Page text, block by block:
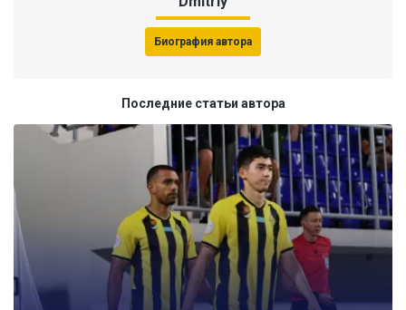
Биография автора
Последние статьи автора